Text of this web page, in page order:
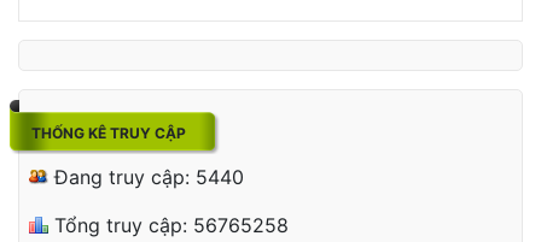
THỐNG KÊ TRUY CẬP
Đang truy cập: 5440
Tổng truy cập: 56765258